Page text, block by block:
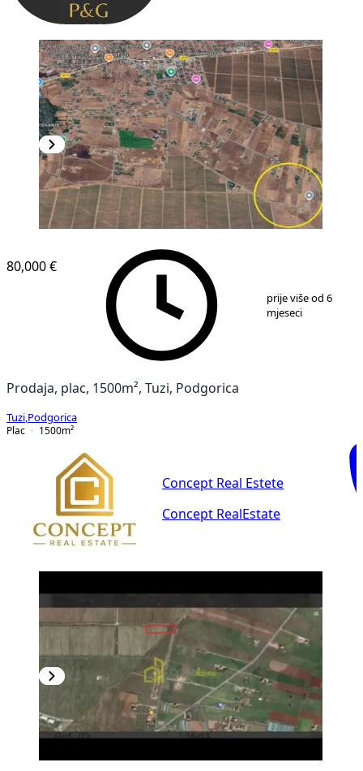
2
80,000 €
prije više od 6
mjeseci
Prodaja, plac, 1500m², Tuzi, Podgorica
Tuzi Podgorica
Plac
1500m²
Concept Real Estete
Concept RealEstate